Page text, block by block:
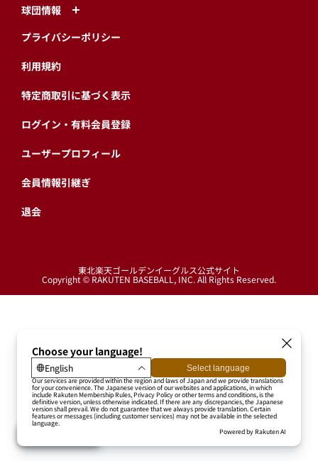
球団情報
プライバシーポリシー
利用規約
特定商取引に基づく表示
ログイン・有料会員登録
ユーザープロフィール
会員情報引継ぎ
退会
東北楽天ゴールデンイーグルス公式サイト
Copyright © RAKUTEN BASEBALL, INC. All Rights Reserved.